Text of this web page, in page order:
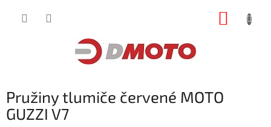
Pružiny tlumiče červené MOTO
GUZZI V7